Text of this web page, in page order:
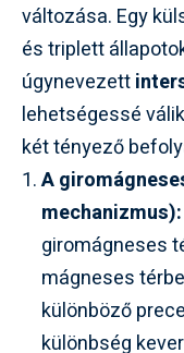
változása. Egy
és triplett
úgynevezett
lehetségessé
két tényező
A
mechanizmus):
giromágneses
mágneses
különböző
különbség